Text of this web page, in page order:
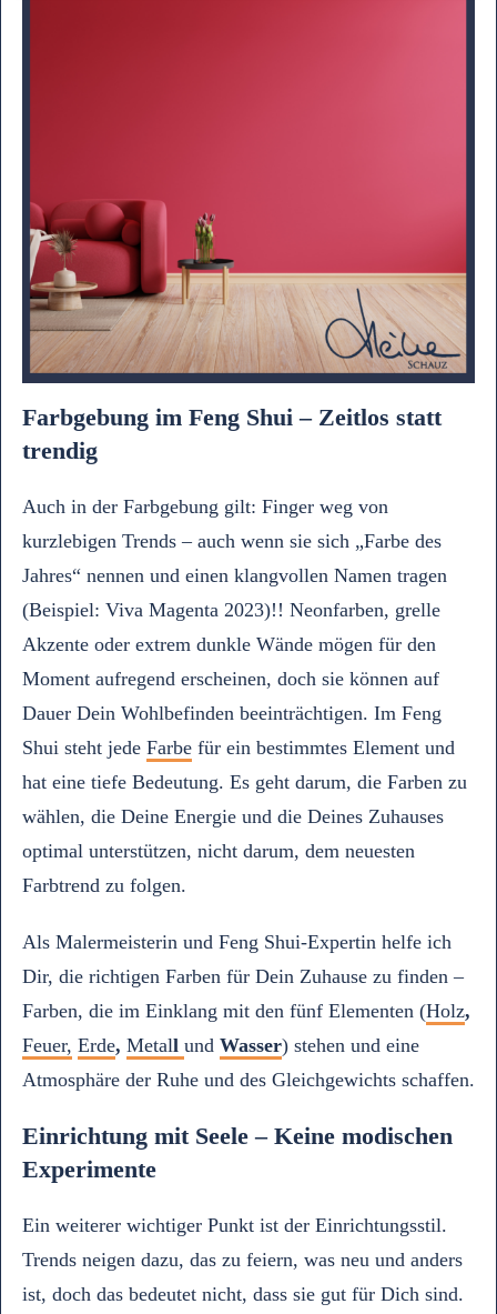
Farbgebung im Feng Shui – Zeitlos statt
trendig
Auch in der Farbgebung gilt: Finger weg von
kurzlebigen Trends – auch wenn sie sich „Farbe des
Jahres“ nennen und einen klangvollen Namen tragen
(Beispiel: Viva Magenta 2023)!! Neonfarben, grelle
Akzente oder extrem dunkle Wände mögen für den
Moment aufregend erscheinen, doch sie können auf
Dauer Dein Wohlbefinden beeinträchtigen. Im Feng
Shui steht jede Farbe für ein bestimmtes Element und
hat eine tiefe Bedeutung. Es geht darum, die Farben zu
wählen, die Deine Energie und die Deines Zuhauses
optimal unterstützen, nicht darum, dem neuesten
Farbtrend zu folgen.
Als Malermeisterin und Feng Shui-Expertin helfe ich
Dir, die richtigen Farben für Dein Zuhause zu finden –
Farben, die im Einklang mit den fünf Elementen (Holz,
Feuer, Erde, Metall und Wasser) stehen und eine
Atmosphäre der Ruhe und des Gleichgewichts schaffen.
Einrichtung mit Seele – Keine modischen
Experimente
Ein weiterer wichtiger Punkt ist der Einrichtungsstil.
Trends neigen dazu, das zu feiern, was neu und anders
ist, doch das bedeutet nicht, dass sie gut für Dich sind.